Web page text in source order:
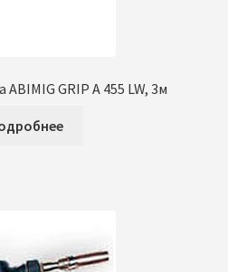
GRIP A 455 LW, 3м